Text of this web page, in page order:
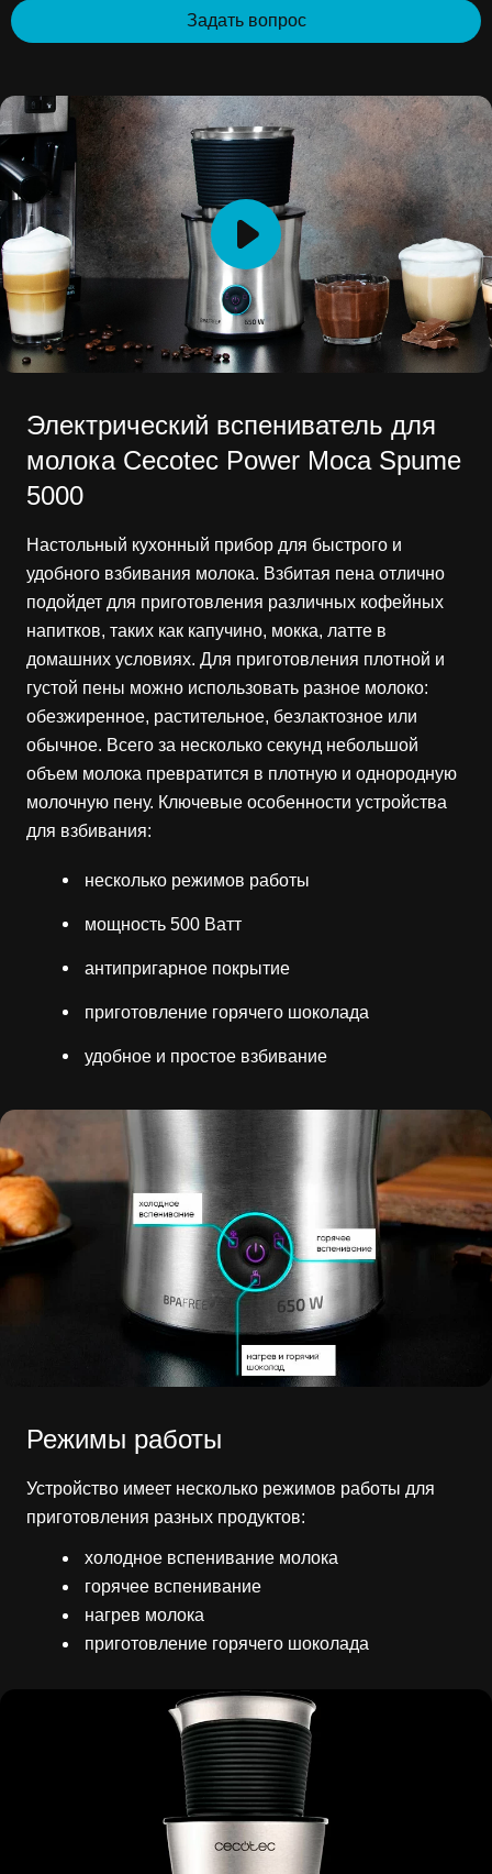
Задать вопрос
Электрический вспениватель для
молока Cecotec Power Moca Spume
5000
Настольный кухонный прибор для быстрого и
удобного взбивания молока. Взбитая пена отлично
подойдет для приготовления различных кофейных
напитков, таких как капучино, мокка, латте в
домашних условиях. Для приготовления плотной и
густой пены можно использовать разное молоко:
обезжиренное, растительное, безлактозное или
обычное. Всего за несколько секунд небольшой
объем молока превратится в плотную и однородную
молочную пену. Ключевые особенности устройства
для взбивания:
несколько режимов работы
мощность 500 Ватт
антипригарное покрытие
приготовление горячего шоколада
удобное и простое взбивание
Режимы работы
Устройство имеет несколько режимов работы для
приготовления разных продуктов:
холодное вспенивание молока
горячее вспенивание
нагрев молока
приготовление горячего шоколада